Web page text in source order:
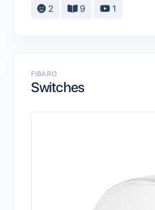
2 9 1
FIBARO
Switches